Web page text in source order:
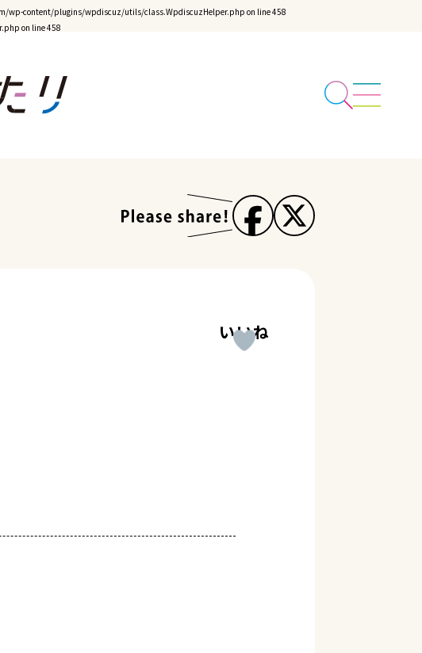
wp-content/plugins/wpdiscuz/utils/class.WpdiscuzHelper.php on line458
on line458
いいね